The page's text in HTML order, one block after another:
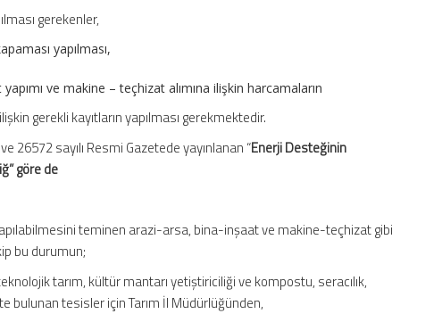
gerekenler,
yapılması,
ve makine – teçhizat alımına ilişkin harcamaların
gerekli kayıtların yapılması gerekmektedir.
26572 sayılı Resmi Gazetede yayınlanan “Enerji Desteğinin
göre de
teminen arazi-arsa, bina-inşaat ve makine-teçhizat gibi
bu durumun;
tarım, kültür mantarı yetiştiriciliği ve kompostu, seracılık,
bulunan tesisler için Tarım İl Müdürlüğünden,